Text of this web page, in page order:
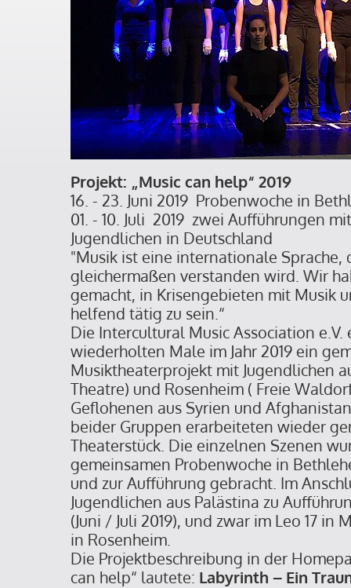
Projekt: „Music can help“ 2019
16. - 23. Juni 2019 Probenwoche in
01. - 10. Juli 2019 zwei Aufführungen
Jugendlichen in Deutschland
"Musik ist eine internationale Sprache,
gleichermaßen verstanden wird. Wir
gemacht, in Krisengebieten mit Musik
helfend tätig zu sein.“
Die Intercultural Music Association
wiederholten Male im Jahr 2019 ein
Musiktheaterprojekt mit Jugendlichen
Theatre) und Rosenheim ( Freie
Geflohenen aus Syrien und
beider Gruppen erarbeiteten wieder
Theaterstück. Die einzelnen Szenen
gemeinsamen Probenwoche in
und zur Aufführung gebracht. Im
Jugendlichen aus Palästina zu
(Juni / Juli 2019), und zwar im Leo 17 in
in Rosenheim.
Die Projektbeschreibung in der
can help“ lautete: Labyrinth – Ein